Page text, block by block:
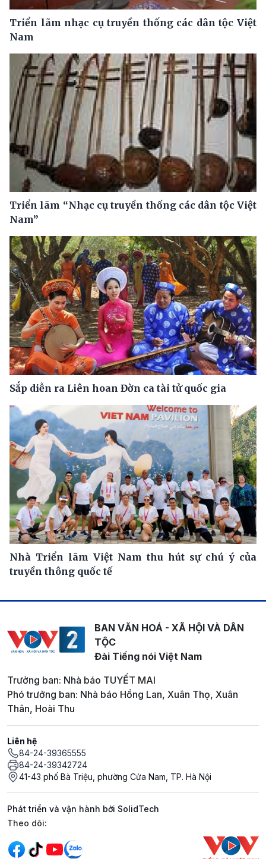
Triển lãm nhạc cụ truyền thống các dân tộc Việt
Nam
Triển lãm “Nhạc cụ truyền thống các dân tộc Việt
Nam”
Sắp diễn ra Liên hoan Đờn ca tài tử quốc gia
Nhà Triển lãm Việt Nam thu hút sự chú ý của
truyền thông quốc tế
BAN VĂN HOÁ - XÃ HỘI VÀ DÂN
TỘC
Đài Tiếng nói Việt Nam
Trưởng ban: Nhà báo TUYẾT MAI
Phó trưởng ban: Nhà báo Hồng Lan, Xuân Thọ, Xuân
Thân, Hoài Thu
Liên hệ
84-24-39365555
84-24-39342724
41-43 phố Bà Triệu, phường Cửa Nam, TP. Hà Nội
Phát triển và vận hành bởi SolidTech
Mạng xã hội
Theo dõi: